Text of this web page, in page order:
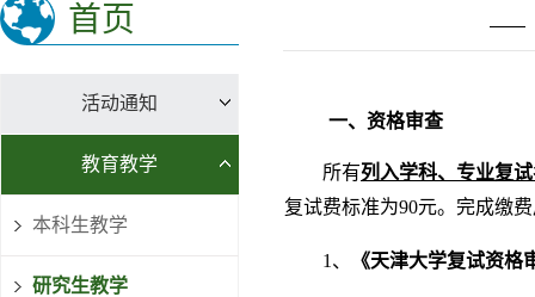
首页
活动通知
教育教学
本科生教学
研究生教学
一、资格审查
所有列入学科、专业复
复试费标准为90元。完成缴
1、 《天津大学复试资格